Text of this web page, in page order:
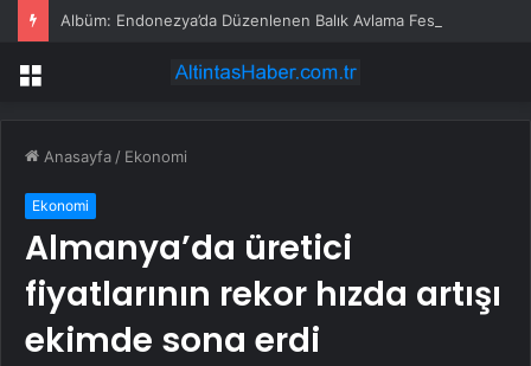
Menü
Anasayfa / Ekonomi
Ekonomi
Almanya’da üretici
fiyatlarının rekor hızda artışı
ekimde sona erdi